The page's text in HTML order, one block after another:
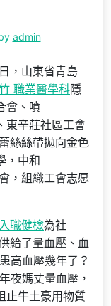
admin
，山東省青島
職業醫學科隱
會、噴
東辛莊社區工會
絲絲帶拋向金色
，中和
，組織工會志愿
職健檢為社
給了量血壓、血
高血壓幾年了？
夜媽丈量血壓，
止牛土豪用物質